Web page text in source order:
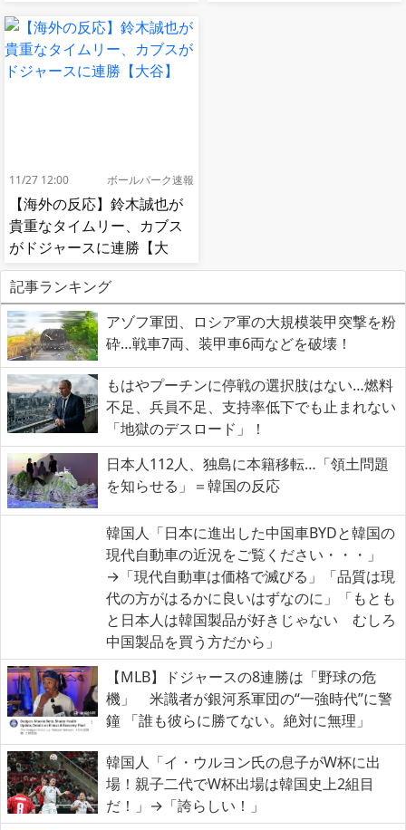
11/27 12:00 ボールパーク速報
【海外の反応】鈴木誠也が
貴重なタイムリー、カブス
がドジャースに連勝【大
谷】
記事ランキング
アゾフ軍団、ロシア軍の大規模装甲突撃を粉
砕…戦車7両、装甲車6両などを破壊！
もはやプーチンに停戦の選択肢はない…燃料
不足、兵員不足、支持率低下でも止まれない
「地獄のデスロード」！
日本人112人、独島に本籍移転…「領土問題
を知らせる」＝韓国の反応
韓国人「日本に進出した中国車BYDと韓国の
現代自動車の近況をご覧ください・・・」
→「現代自動車は価格で滅びる」「品質は現
代の方がはるかに良いはずなのに」「もとも
と日本人は韓国製品が好きじゃない むしろ
中国製品を買う方だから」
【MLB】ドジャースの8連勝は「野球の危
機」 米識者が銀河系軍団の“一強時代”に警
鐘 「誰も彼らに勝てない。絶対に無理」
韓国人「イ・ウルヨン氏の息子がW杯に出
場！親子二代でW杯出場は韓国史上2組目
だ！」→「誇らしい！」